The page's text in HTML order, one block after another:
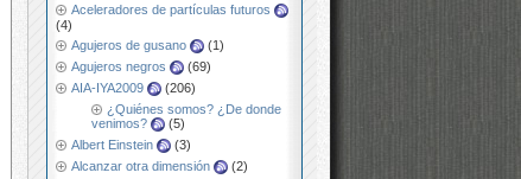
Aceleradores de partículas futuros
(4)
Agujeros de gusano
(1)
Agujeros negros
(69)
AIA-IYA2009
(206)
¿Quiénes somos? ¿De donde
venimos?
(5)
Albert Einstein
(3)
Alcanzar otra dimensión
(2)